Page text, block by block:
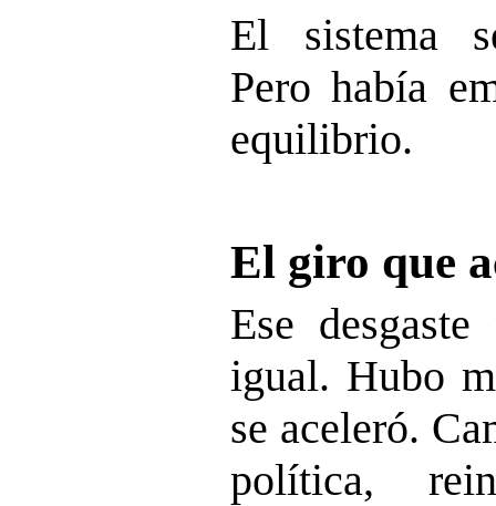
El sistema
Pero había
equilibrio.
El giro que
Ese
igual. Hubo
se aceleró.
política,